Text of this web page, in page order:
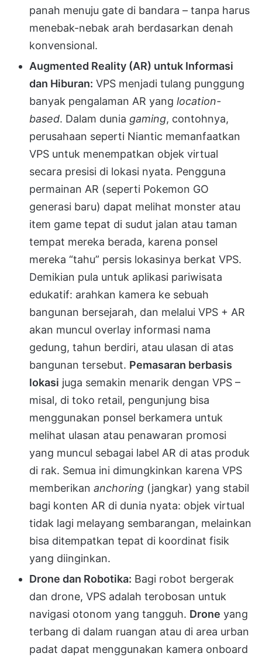
panah menuju gate di bandara – tanpa harus
menebak-nebak arah berdasarkan denah
konvensional.
Augmented Reality (AR) untuk Informasi
dan Hiburan: VPS menjadi tulang punggung
banyak pengalaman AR yang location-
based. Dalam dunia gaming, contohnya,
perusahaan seperti Niantic memanfaatkan
VPS untuk menempatkan objek virtual
secara presisi di lokasi nyata. Pengguna
permainan AR (seperti Pokemon GO
generasi baru) dapat melihat monster atau
item game tepat di sudut jalan atau taman
tempat mereka berada, karena ponsel
mereka “tahu” persis lokasinya berkat VPS.
Demikian pula untuk aplikasi pariwisata
edukatif: arahkan kamera ke sebuah
bangunan bersejarah, dan melalui VPS + AR
akan muncul overlay informasi nama
gedung, tahun berdiri, atau ulasan di atas
bangunan tersebut. Pemasaran berbasis
lokasi juga semakin menarik dengan VPS –
misal, di toko retail, pengunjung bisa
menggunakan ponsel berkamera untuk
melihat ulasan atau penawaran promosi
yang muncul sebagai label AR di atas produk
di rak. Semua ini dimungkinkan karena VPS
memberikan anchoring (jangkar) yang stabil
bagi konten AR di dunia nyata: objek virtual
tidak lagi melayang sembarangan, melainkan
bisa ditempatkan tepat di koordinat fisik
yang diinginkan.
Drone dan Robotika: Bagi robot bergerak
dan drone, VPS adalah terobosan untuk
navigasi otonom yang tangguh. Drone yang
terbang di dalam ruangan atau di area urban
padat dapat menggunakan kamera onboard